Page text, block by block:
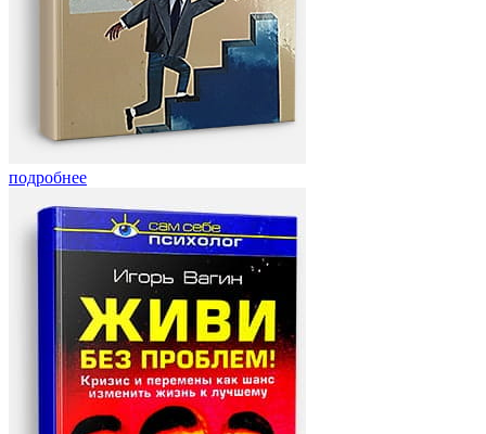
подробнее